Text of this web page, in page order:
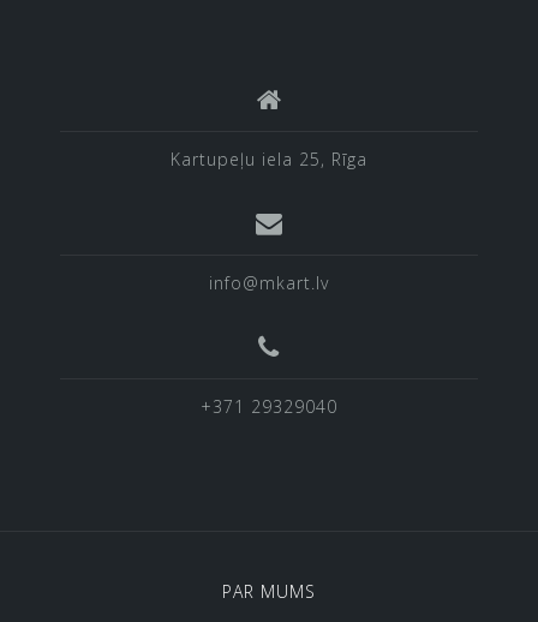
Kartupeļu iela 25, Rīga
info@mkart.lv
+371 29329040
PAR MUMS